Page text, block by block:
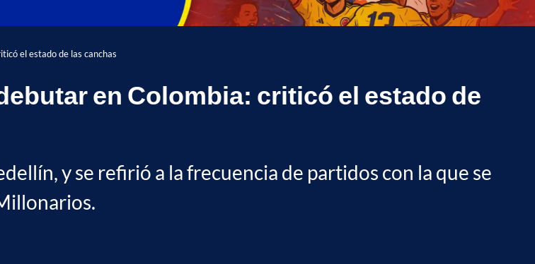
el estado de las canchas
en Colombia: criticó el estado de
y se refirió a la frecuencia de partidos con la que se